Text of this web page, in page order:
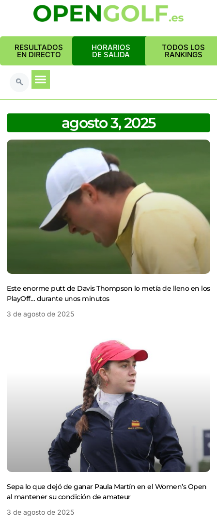
RESULTADOS
EN DIRECTO
HORARIOS
DE SALIDA
TODOS LOS
RANKINGS
agosto 3, 2025
Este enorme putt de Davis Thompson lo metía de lleno en los
PlayOff… durante unos minutos
3 de agosto de 2025
Sepa lo que dejó de ganar Paula Martín en el Women’s Open
al mantener su condición de amateur
3 de agosto de 2025